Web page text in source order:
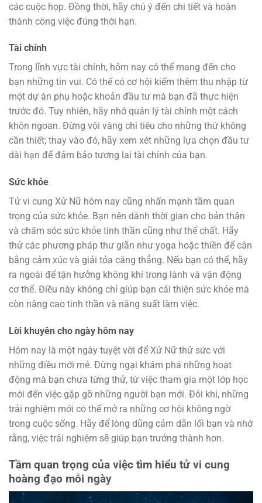
các cuộc họp. Đồng thời, hãy chú ý đến chi tiết và hoàn
thành công việc đúng thời hạn.
Tài chính
Trong lĩnh vực tài chính, hôm nay có thể mang đến cho
bạn những tin vui. Có thể có cơ hội kiếm thêm thu nhập từ
một dự án phụ hoặc khoản đầu tư mà bạn đã thực hiện
trước đó. Tuy nhiên, hãy nhớ quản lý tài chính một cách
khôn ngoan. Đừng vội vàng chi tiêu cho những thứ không
cần thiết; thay vào đó, hãy xem xét những lựa chọn đầu tư
dài hạn để đảm bảo tương lai tài chính của bạn.
Sức khỏe
Tử vi cung Xử Nữ hôm nay cũng nhấn mạnh tầm quan
trọng của sức khỏe. Bạn nên dành thời gian cho bản thân
và chăm sóc sức khỏe tinh thần cũng như thể chất. Hãy
thử các phương pháp thư giãn như yoga hoặc thiền để cân
bằng cảm xúc và giải tỏa căng thẳng. Nếu bạn có thể, hãy
ra ngoài để tận hưởng không khí trong lành và vận động
cơ thể. Điều này không chỉ giúp bạn cải thiện sức khỏe mà
còn nâng cao tinh thần và năng suất làm việc.
Lời khuyên cho ngày hôm nay
Hôm nay là một ngày tuyệt vời để Xử Nữ thử sức với
những điều mới mẻ. Đừng ngại khám phá những hoạt
động mà bạn chưa từng thử, từ việc tham gia một lớp học
mới đến việc gặp gỡ những người bạn mới. Đôi khi, những
trải nghiệm mới có thể mở ra những cơ hội không ngờ
trong cuộc sống. Hãy để lòng dũng cảm dẫn lối bạn và nhớ
rằng, việc trải nghiệm sẽ giúp bạn trưởng thành hơn.
Tầm quan trọng của việc tìm hiểu tử vi cung
hoàng đạo mỗi ngày